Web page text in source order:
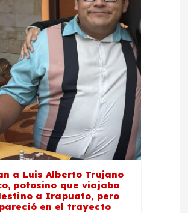
a Luis Alberto Trujano
potosino que viajaba
a Irapuato, pero
en el trayecto